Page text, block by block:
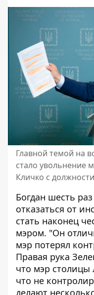
Главной темой на
стало увольнение
Кличко с должности
Богдан шесть
отказаться от
стать наконец
мэром. "Он
мэр потерял
Правая рука
что мэр столицы
что не
делают